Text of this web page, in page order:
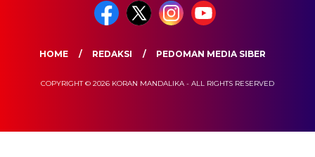
HOME REDAKSI PEDOMAN MEDIA SIBER
COPYRIGHT © 2026 KORAN MANDALIKA - ALL RIGHTS RESERVED